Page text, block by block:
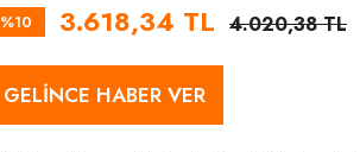
%10 3.618,34 TL 4.020,38 TL
GELİNCE HABER VER